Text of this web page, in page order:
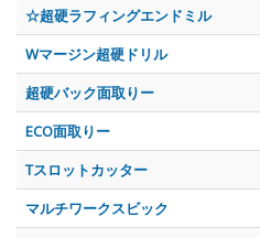
☆超硬ラフィングエンドミル
Wマージン超硬ドリル
超硬バック面取りー
ECO面取りー
Tスロットカッター
マルチワークスビック